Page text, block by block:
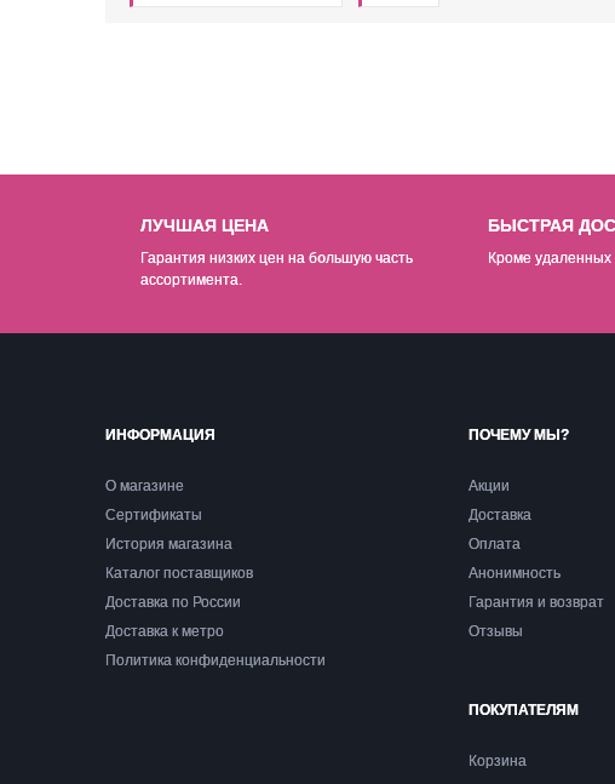
ЛУЧШАЯ ЦЕНА
Гарантия низких цен на большую часть
ассортимента.
БЫСТРАЯ
Кроме удаленных
ИНФОРМАЦИЯ
О магазине
Сертификаты
История магазина
Каталог поставщиков
Доставка по России
Доставка к метро
Политика конфиденциальности
ПОЧЕМУ МЫ?
Акции
Доставка
Оплата
Анонимность
Гарантия и возврат
Отзывы
ПОКУПАТЕЛЯМ
Корзина